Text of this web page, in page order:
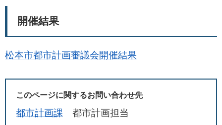
開催結果
松本市都市計画審議会開催結果
このページに関するお問い合わせ先
都市計画課
都市計画担当